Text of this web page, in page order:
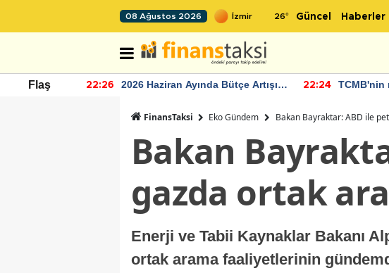
08 Ağustos 2026 26° Güncel Haberler
Flaş 22:26
2026 Haziran Ayında Bütçe Artışı
22:24
TCMB'nin
FinansTaksi Eko Gündem Bakan Bayraktar: ABD ile
Bakan
gazda ortak
Enerji ve Tabii Kaynaklar Bakanı
ortak arama faaliyetlerinin